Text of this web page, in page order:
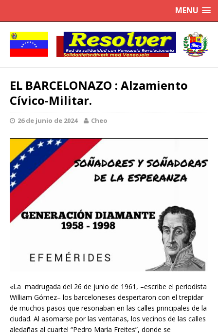
MENU
EL BARCELONAZO : Alzamiento
Cívico-Militar.
26 de junio de 2024 Cheo
«La madrugada del 26 de junio de 1961, –escribe el periodista
William Gómez– los barceloneses despertaron con el trepidar
de muchos pasos que resonaban en las calles principales de la
ciudad. Al asomarse por las ventanas, los vecinos de las calles
aledañas al cuartel “Pedro María Freites”, donde se